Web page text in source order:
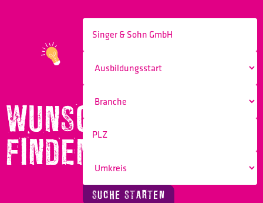
WUNSCHBERUF
FINDEN!
SUCHE STARTEN